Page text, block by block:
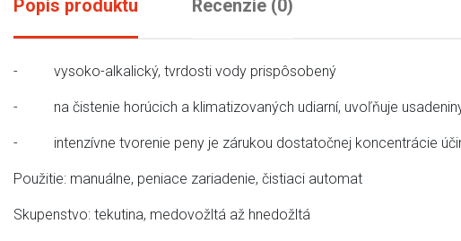
Popis produktu Recenzie (0)
- vysoko-alkalický, tvrdosti vody prispôsobený
- na čistenie horúcich a klimatizovaných udiarní, uvoľňuje
- intenzívne tvorenie peny je zárukou dostatočnej koncentrácie
Použitie: manuálne, peniace zariadenie, čistiaci automat
Skupenstvo: tekutina, medovožltá až hnedožltá